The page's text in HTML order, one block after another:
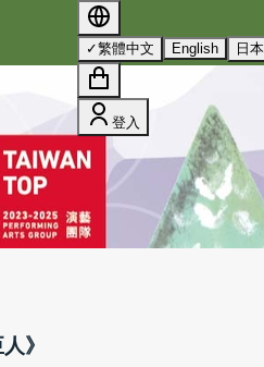
覽體驗並分析網站流量。
欲了解更多有關我們使用
隱私權政策。
驗並分析流量。隱私權政策
✓繁體中文 English 日
登入
》